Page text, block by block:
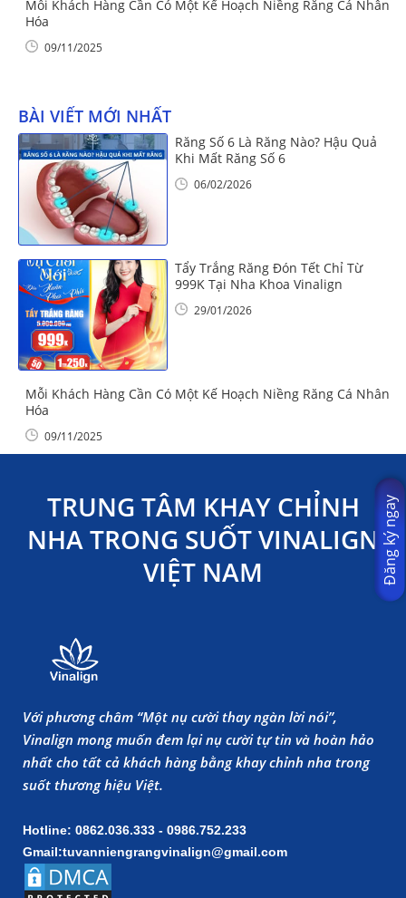
Mỗi Khách Hàng Cần Có Một Kế Hoạch Niềng Răng Cá Nhân
Hóa
09/11/2025
BÀI VIẾT MỚI NHẤT
Răng Số 6 Là Răng Nào? Hậu Quả
Khi Mất Răng Số 6
06/02/2026
Tẩy Trắng Răng Đón Tết Chỉ Từ
999K Tại Nha Khoa Vinalign
29/01/2026
Mỗi Khách Hàng Cần Có Một Kế Hoạch Niềng Răng Cá Nhân
Hóa
09/11/2025
TRUNG TÂM KHAY CHỈNH
NHA TRONG SUỐT VINALIGN
VIỆT NAM
Với phương châm “Một nụ cười thay ngàn lời nói”,
Vinalign mong muốn đem lại nụ cười tự tin và hoàn hảo
nhất cho tất cả khách hàng bằng khay chỉnh nha trong
suốt thương hiệu Việt.
Hotline: 0862.036.333 - 0986.752.233
Gmail:tuvanniengrangvinalign@gmail.com
Đăng ký ngay